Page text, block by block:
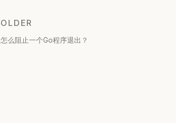
OLDER
怎么阻止一个Go程序退出？